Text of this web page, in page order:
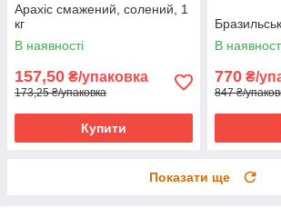
Арахіс смажений, солений, 1
кг
В наявності
157,50 ₴/упаковка
173,25 ₴/упаковка
Купити
В
770 ₴/
847 ₴/
Показати ще